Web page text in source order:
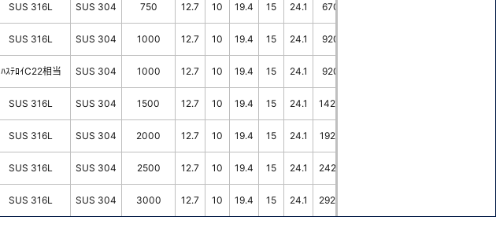
SUS 316L SUS 304 750 12.7 10 19.4 15 24.1 670
SUS 316L SUS 304 1000 12.7 10 19.4 15 24.1 920
ﾊｽﾃﾛｲC22相当 SUS 304 1000 12.7 10 19.4 15 24.1 920
SUS 316L SUS 304 1500 12.7 10 19.4 15 24.1 1420
SUS 316L SUS 304 2000 12.7 10 19.4 15 24.1 1920
SUS 316L SUS 304 2500 12.7 10 19.4 15 24.1 2420
SUS 316L SUS 304 3000 12.7 10 19.4 15 24.1 2920